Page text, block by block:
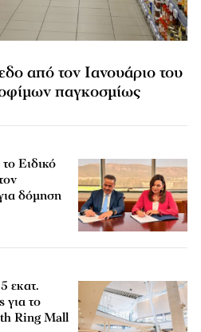
από τον Ιανουάριο του
παγκοσμίως
Ειδικό
δόμηση
εκατ.
για το
Ring Mall